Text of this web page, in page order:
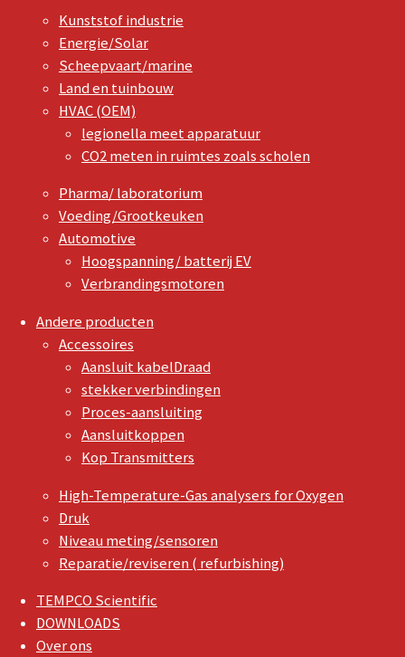
Kunststof industrie
Energie/Solar
Scheepvaart/marine
Land en tuinbouw
HVAC (OEM)
legionella meet apparatuur
CO2 meten in ruimtes zoals scholen
Pharma/ laboratorium
Voeding/Grootkeuken
Automotive
Hoogspanning/ batterij EV
Verbrandingsmotoren
Andere producten
Accessoires
Aansluit kabelDraad
stekker verbindingen
Proces-aansluiting
Aansluitkoppen
Kop Transmitters
High-Temperature-Gas analysers for Oxygen
Druk
Niveau meting/sensoren
Reparatie/reviseren ( refurbishing)
TEMPCO Scientific
DOWNLOADS
Over ons